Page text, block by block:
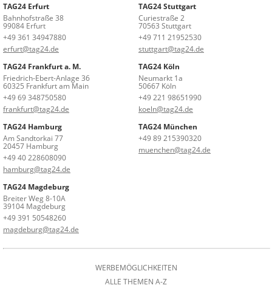
TAG24 Erfurt
Bahnhofstraße 38
99084 Erfurt
+49 361 34947880
erfurt@tag24.de
TAG24 Stuttgart
Curiestraße 2
70563 Stuttgart
+49 711 21952530
stuttgart@tag24.de
TAG24 Frankfurt a. M.
Friedrich-Ebert-Anlage 36
60325 Frankfurt am Main
+49 69 348750580
frankfurt@tag24.de
TAG24 Köln
Neumarkt 1a
50667 Köln
+49 221 98651990
koeln@tag24.de
TAG24 Hamburg
Am Sandtorkai 77
20457 Hamburg
+49 40 228608090
hamburg@tag24.de
TAG24 München
+49 89 215390320
muenchen@tag24.de
TAG24 Magdeburg
Breiter Weg 8-10A
39104 Magdeburg
+49 391 50548260
magdeburg@tag24.de
WERBEMÖGLICHKEITEN
ALLE THEMEN A-Z